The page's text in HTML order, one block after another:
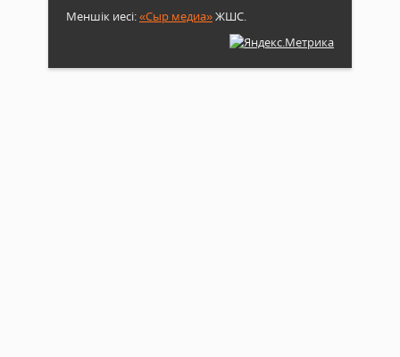
Меншік иесі:«Сыр медиа»ЖШС.